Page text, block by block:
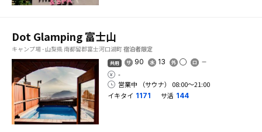
Dot Glamping 富士山
キャンプ場 - 山梨県 南都留郡富士河口湖町宿泊者限定
共用 90 13
-
営業中 （サウナ） 08:00〜21:00
イキタイ 1171 サ活 144